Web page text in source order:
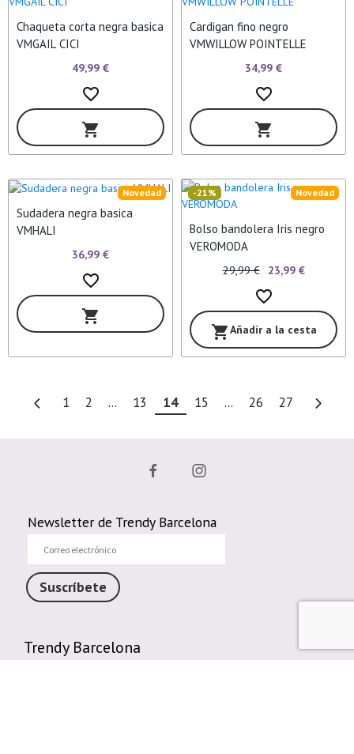
Chaqueta corta negra basica
VMGAIL CICI
49,99 €
favorite_border
shopping_cart
Cardigan fino negro
VMWILLOW POINTELLE
34,99 €
favorite_border
shopping_cart
Sudadera negra basica
VMHALI
Novedad
36,99 €
favorite_border
shopping_cart
Bolso bandolera Iris negro
VEROMODA
Novedad
-21%
29,99 € 23,99 €
favorite_border
shopping_cartAñadir a la cesta
1 2 ... 13 14 15 ... 26 27
Newsletter de Trendy Barcelona
electrónico
Suscríbete
Trendy Barcelona